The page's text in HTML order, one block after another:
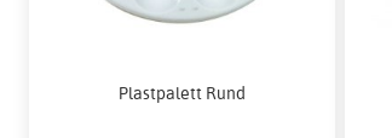
Plastpalett Rund